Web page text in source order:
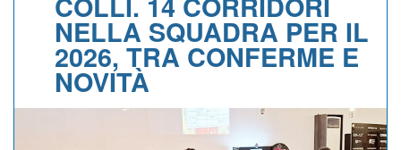
CALENDARIO
ALBI D'ORO
NELLA SQUADRA PER IL
2026, TRA CONFERME E
NOVITÀ